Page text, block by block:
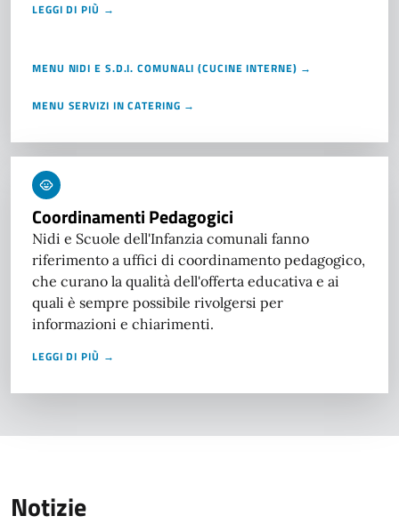
LEGGI DI PIÙ →
MENU NIDI E S.D.I. COMUNALI (CUCINE INTERNE) →
MENU SERVIZI IN CATERING →
Coordinamenti Pedagogici
Nidi e Scuole dell'Infanzia comunali fanno
riferimento a uffici di coordinamento pedagogico,
che curano la qualità dell'offerta educativa e ai
quali è sempre possibile rivolgersi per
informazioni e chiarimenti.
LEGGI DI PIÙ →
Notizie